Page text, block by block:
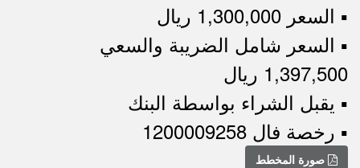
▪︎ السعر 1,300,000 ريال
▪︎ السعر شامل الضريبة والسعي
1,397,500 ريال
▪︎ يقبل الشراء بواسطة البنك
▪︎ رخصة فال 1200009258
صورة المخطط